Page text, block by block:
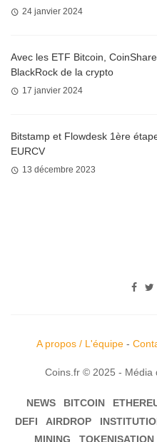
24 janvier 2024
Avec les ETF Bitcoin,
BlackRock de la crypto
17 janvier 2024
Bitstamp et Flowdesk 1ère
EURCV
13 décembre 2023
A propos / L'équipe-
Coins.fr © 2025 - Média
NEWS BITCOIN
DEFI
AIRDROP
MINING
TOKENISATION